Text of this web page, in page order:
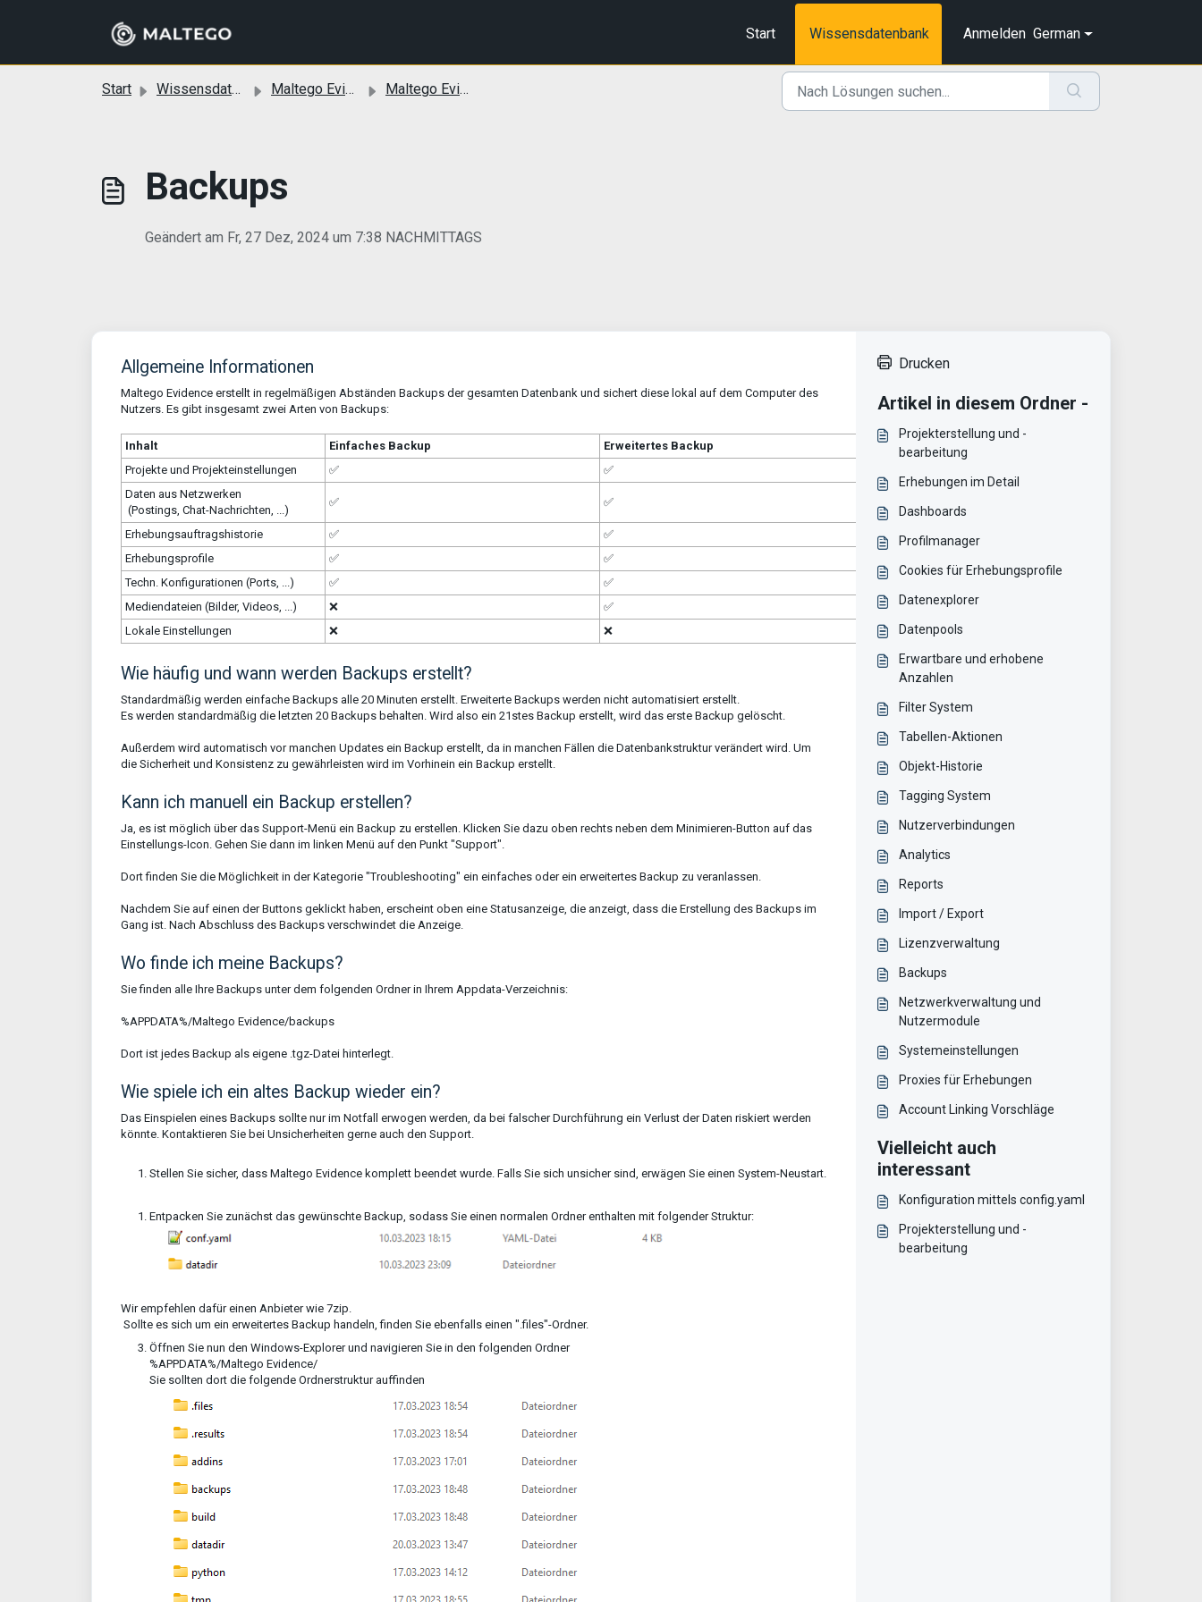
Start
Wissensdatenbank Anmelden German
Start Wissensdatenbank Maltego Evidence (Desktop) Maltego Evidence Handbuch
Backups
Geändert am Fr, 27 Dez, 2024 um 7:38 NACHMITTAGS
Allgemeine Informationen
Maltego Evidence erstellt in regelmäßigen Abständen Backups der gesamten Datenbank und sichert diese lokal auf dem Computer des
Nutzers. Es gibt insgesamt zwei Arten von Backups:
Inhalt Einfaches Backup
Erweitertes Backup
Projekte und Projekteinstellungen
✅
✅
Daten aus Netzwerken
(Postings, Chat-Nachrichten, ...)
✅ ✅
Erhebungsauftragshistorie ✅
✅
Erhebungsprofile
✅
✅
Techn. Konfigurationen (Ports, ...)
✅
✅
Mediendateien (Bilder, Videos, ...)
❌
✅
Lokale Einstellungen
❌ ❌
Wie häufig und wann werden Backups erstellt?
Standardmäßig werden einfache Backups alle 20 Minuten erstellt. Erweiterte Backups werden nicht automatisiert erstellt.
Es werden standardmäßig die letzten 20 Backups behalten. Wird also ein 21stes Backup erstellt, wird das erste Backup gelöscht.
Außerdem wird automatisch vor manchen Updates ein Backup erstellt, da in manchen Fällen die Datenbankstruktur verändert wird. Um
die Sicherheit und Konsistenz zu gewährleisten wird im Vorhinein ein Backup erstellt.
Kann ich manuell ein Backup erstellen?
Ja, es ist möglich über das Support-Menü ein Backup zu erstellen. Klicken Sie dazu oben rechts neben dem Minimieren-Button auf das
Einstellungs-Icon. Gehen Sie dann im linken Menü auf den Punkt "Support".
Dort finden Sie die Möglichkeit in der Kategorie "Troubleshooting" ein einfaches oder ein erweitertes Backup zu veranlassen.
Nachdem Sie auf einen der Buttons geklickt haben, erscheint oben eine Statusanzeige, die anzeigt, dass die Erstellung des Backups im
Gang ist. Nach Abschluss des Backups verschwindet die Anzeige.
Wo finde ich meine Backups?
Sie finden alle Ihre Backups unter dem folgenden Ordner in Ihrem Appdata-Verzeichnis:
%APPDATA%/Maltego Evidence/backups
Dort ist jedes Backup als eigene .tgz-Datei hinterlegt.
Wie spiele ich ein altes Backup wieder ein?
Das Einspielen eines Backups sollte nur im Notfall erwogen werden, da bei falscher Durchführung ein Verlust der Daten riskiert werden
könnte. Kontaktieren Sie bei Unsicherheiten gerne auch den Support.
Stellen Sie sicher, dass Maltego Evidence komplett beendet wurde. Falls Sie sich unsicher sind, erwägen Sie einen System-Neustart.
Entpacken Sie zunächst das gewünschte Backup, sodass Sie einen normalen Ordner enthalten mit folgender Struktur:
Wir empfehlen dafür einen Anbieter wie 7zip.
Sollte es sich um ein erweitertes Backup handeln, finden Sie ebenfalls einen ".files"-Ordner.
Öffnen Sie nun den Windows-Explorer und navigieren Sie in den folgenden Ordner
%APPDATA%/Maltego Evidence/
Sie sollten dort die folgende Ordnerstruktur auffinden
Drucken
Artikel in diesem Ordner -
Projekterstellung und -
bearbeitung
Erhebungen im Detail
Dashboards
Profilmanager
Cookies für Erhebungsprofile
Datenexplorer
Datenpools
Erwartbare und erhobene
Anzahlen
Filter System
Tabellen-Aktionen
Objekt-Historie
Tagging System
Nutzerverbindungen
Analytics
Reports
Import / Export
Lizenzverwaltung
Backups
Netzwerkverwaltung und
Nutzermodule
Systemeinstellungen
Proxies für Erhebungen
Account Linking Vorschläge
Vielleicht auch
interessant
Konfiguration mittels config.yaml
Projekterstellung und -
bearbeitung